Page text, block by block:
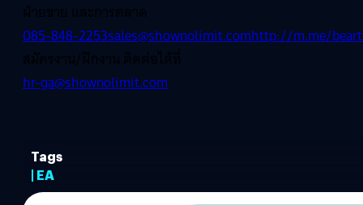
ฝ่ายขาย และการตลาด
085-848-2253sales@shownolimit.comhttp://m.me/
สมัครงาน/ฝึกงาน ติดต่อได้ที่
hr-ga@shownolimit.com
Tags
| EA